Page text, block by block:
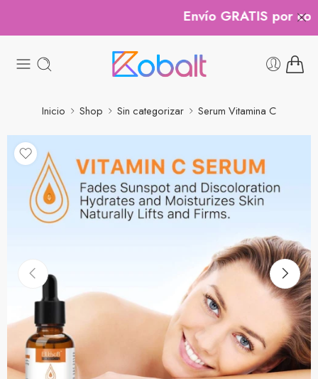
Envío GRATIS por
Inicio Shop Sin categorizar Serum Vitamina C